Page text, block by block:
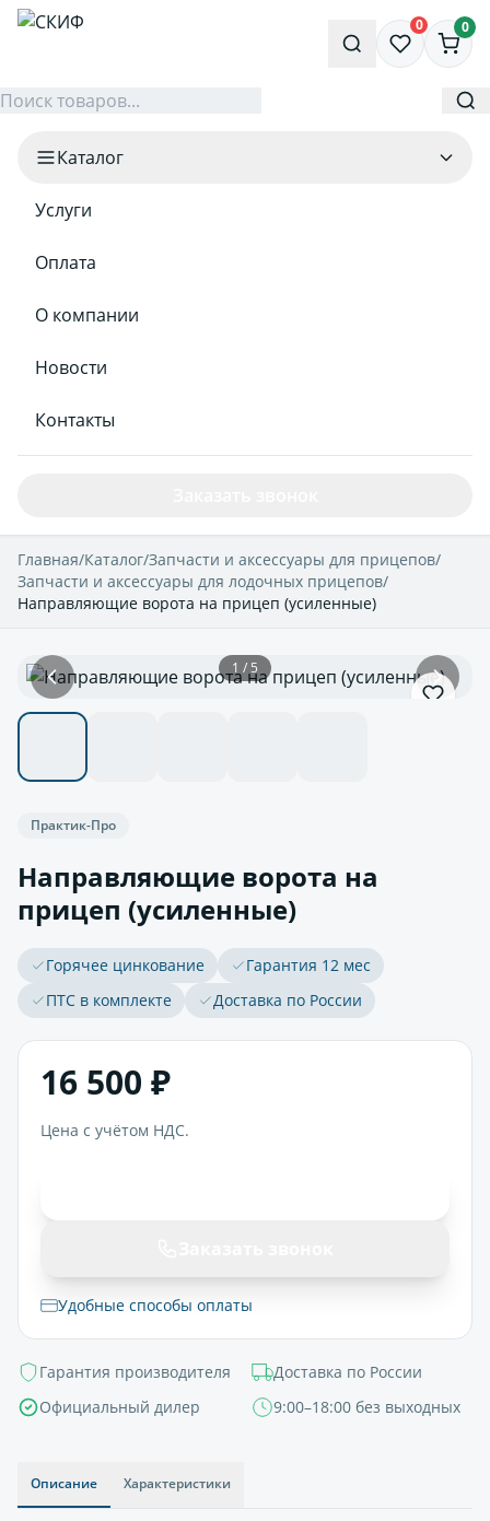
0 0
Каталог
Услуги
Оплата
О компании
Новости
Контакты
Главная/Каталог/Запчасти и аксессуары для прицепов/
Запчасти и аксессуары для лодочных прицепов/
Направляющие ворота на прицеп (усиленные)
1 / 5
Практик-Про
Направляющие ворота на
прицеп (усиленные)
Горячее цинкование
Гарантия 12 мес
ПТС в комплекте
Доставка по России
16 500 ₽
Цена с учётом НДС.
Удобные способы оплаты
Гарантия производителя
Доставка по России
Официальный дилер
9:00–18:00 без выходных
Описание Характеристики